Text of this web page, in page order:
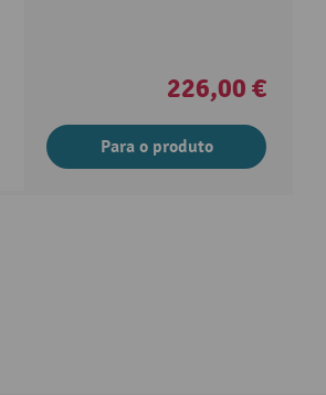
226,00 €
Para o produto